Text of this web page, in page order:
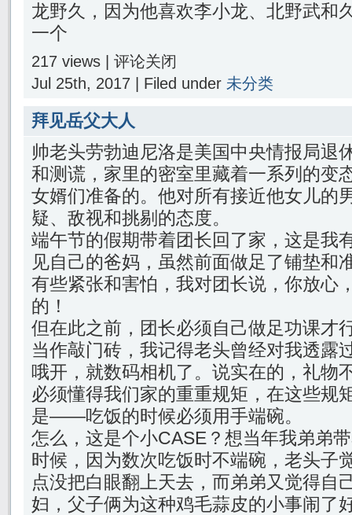
龙野久，因为他喜欢李小龙、北野武和
一个
217 views | 评论关闭
Jul 25th, 2017 | Filed under 未分类
拜见岳父大人
帅老头劳勃迪尼洛是美国中央情报局退
和测谎，家里的密室里藏着一系列的变
女婿们准备的。他对所有接近他女儿的
疑、敌视和挑剔的态度。
端午节的假期带着团长回了家，这是我
见自己的爸妈，虽然前面做足了铺垫和
有些紧张和害怕，我对团长说，你放心
的！
但在此之前，团长必须自己做足功课才
当作敲门砖，我记得老头曾经对我透露
哦开，就数码相机了。说实在的，礼物
必须懂得我们家的重重规矩，在这些规
是——吃饭的时候必须用手端碗。
怎么，这是个小CASE？想当年我弟弟
时候，因为数次吃饭时不端碗，老头子
点没把白眼翻上天去，而弟弟又觉得自
妇，父子俩为这种鸡毛蒜皮的小事闹了